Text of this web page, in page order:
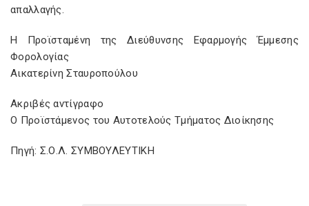
απαλλαγής.
Η Προϊσταμένη της Διεύθυνσης Εφαρμογής Έμμεσης
Φορολογίας
Αικατερίνη Σταυροπούλου
Ακριβές αντίγραφο
Ο Προϊστάμενος του Αυτοτελούς Τμήματος Διοίκησης
Πηγή: Σ.Ο.Λ. ΣΥΜΒΟΥΛΕΥΤΙΚΗ